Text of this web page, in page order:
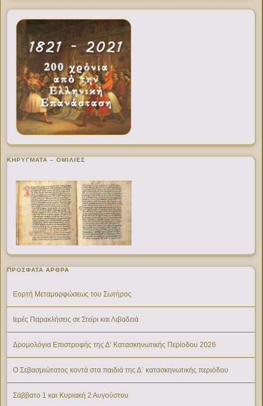
ΚΗΡΥΓΜΑΤΑ – ΟΜΙΛΙΕΣ
ΠΡΌΣΦΑΤΑ ΆΡΘΡΑ
Εορτή Μεταμορφώσεως του Σωτήρος
Ιερές Παρακλήσεις σε Στείρι και Λιβαδειά
Δρομολόγια Επιστροφής της Δ’ Κατασκηνωτικής Περίοδου 2026
Ο Σεβασμιώτατος κοντά στα παιδιά της Δ΄ κατασκηνωτικής περιόδου
Σάββατο 1 και Κυριακή 2 Αυγούστου